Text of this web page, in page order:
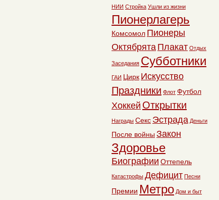
НИИ Стройка Ушли из жизни
Пионерлагерь
Комсомол Пионеры
Октябрята Плакат Отдых
Заседания Субботники
ГАИ Цирк Искусство
Праздники Флот Футбол
Хоккей Открытки
Награды Секс Эстрада Деньги
После войны Закон
Здоровье
Биографии Оттепель
Катастрофы Дефицит Песни
Премии Метро Дом и быт